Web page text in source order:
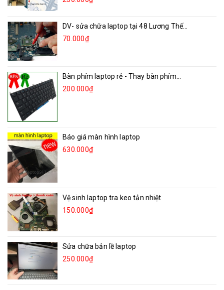
DV- sửa chữa laptop tại 48 Lương Thế...
70.000₫
Bàn phím laptop rẻ - Thay bàn phím...
200.000₫
Báo giá màn hình laptop
630.000₫
Vệ sinh laptop tra keo tản nhiệt
150.000₫
Sửa chữa bản lề laptop
250.000₫